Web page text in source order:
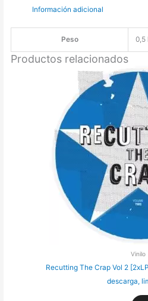
Información adicional
Peso 0,5
Productos relacionados
Vinilo
Recutting The Crap Vol 2
descarga,